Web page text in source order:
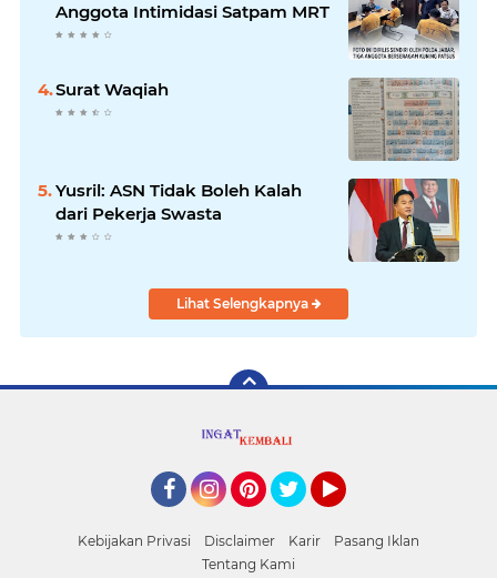
Anggota Intimidasi Satpam MRT
Surat Waqiah
Yusril: ASN Tidak Boleh Kalah
dari Pekerja Swasta
Lihat Selengkapnya
Kebijakan Privasi Disclaimer Karir
Pasang Iklan
Tentang Kami